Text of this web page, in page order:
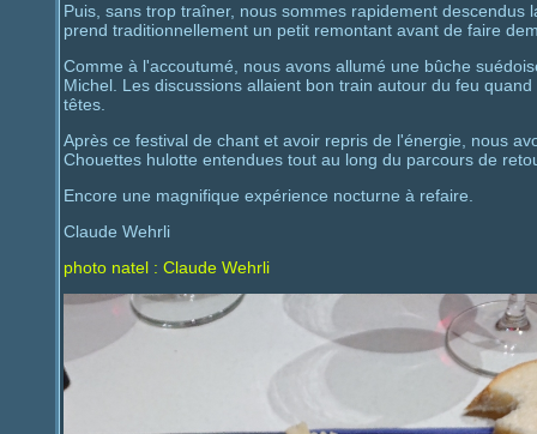
Puis, sans trop traîner, nous sommes rapidement
prend traditionnellement un petit remontant avant de faire
Comme à l'accoutumé, nous avons allumé une bûche
Michel. Les discussions allaient bon train autour du feu
têtes.
Après ce festival de chant et avoir repris de l'énergie, nous
Chouettes hulotte entendues tout au long du parcours de
Encore une magnifique expérience nocturne à refaire.
Claude Wehrli
photo natel : Claude Wehrli